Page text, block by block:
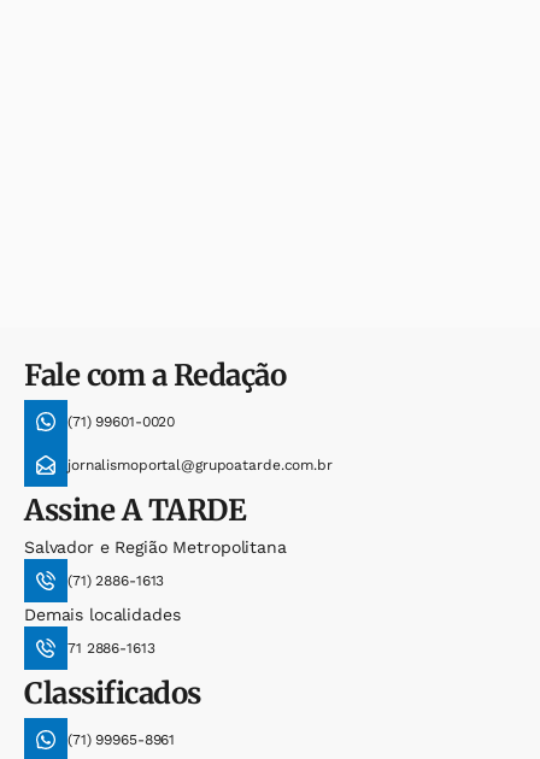
Fale com a Redação
(71) 99601-0020
jornalismoportal@grupoatarde.com.br
AssineA TARDE
Salvador e Região Metropolitana
(71) 2886-1613
Demais localidades
71 2886-1613
Classificados
(71) 99965-8961